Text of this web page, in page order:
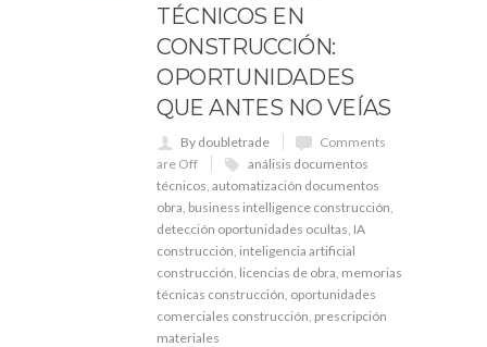
TÉCNICOS EN
CONSTRUCCIÓN:
OPORTUNIDADES
QUE ANTES NO VEÍAS
By doubletrade
Comments
are Off
análisis documentos
técnicos, automatización documentos
obra, business intelligence construcción,
detección oportunidades ocultas, IA
construcción, inteligencia artificial
construcción, licencias de obra, memorias
técnicas construcción, oportunidades
comerciales construcción, prescripción
materiales